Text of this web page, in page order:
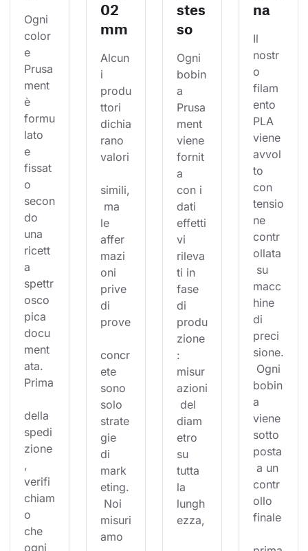
Ogni
color
e
Prusa
ment
è
formu
lato
e
fissat
o
secon
do
una
ricett
a
spettr
osco
pica
docu
ment
ata.
Prima
della
spedi
zione
,
verifi
chiam
o
che
ogni
02
mm
Alcun
i
produ
ttori
dichia
rano
valori
simili,
ma
le
affer
mazi
oni
prive
di
prove
concr
ete
sono
solo
strate
gie
di
mark
eting.
Noi
misuri
amo
stes
so
Ogni
bobin
a
Prusa
ment
viene
fornit
a
con i
dati
effetti
vi
rileva
ti in
fase
di
produ
zione
:
misur
azioni
del
diam
etro
su
tutta
la
lungh
ezza,
na
Il
nostr
o
filam
ento
PLA
viene
avvol
to
con
tensio
ne
contr
ollata
su
macc
hine
di
preci
sione.
Ogni
bobin
a
viene
sotto
posta
a un
contr
ollo
finale